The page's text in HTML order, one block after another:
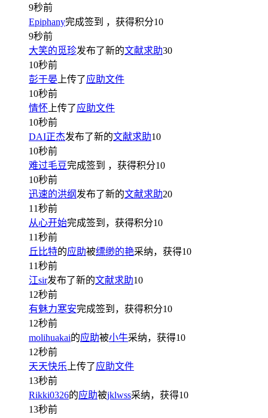
9秒前
Epiphany完成签到 ，获得积分10
9秒前
大笑的觅珍发布了新的文献求助30
10秒前
彭于晏 上传了应助文件
10秒前
情怀 上传了应助文件
10秒前
DAI正杰发布了新的文献求助10
10秒前
难过毛豆完成签到 ，获得积分10
10秒前
迅速的洪纲 发布了新的文献求助20
11秒前
从心开始完成签到，获得积分10
11秒前
丘比特的应助被缥缈的艳采纳，获得10
11秒前
江sir发布了新的文献求助10
12秒前
有魅力寒安完成签到，获得积分10
12秒前
molihuakai的应助被小牛采纳，获得10
12秒前
天天快乐 上传了应助文件
13秒前
Rikki0326的应助被jklwss采纳，获得10
13秒前